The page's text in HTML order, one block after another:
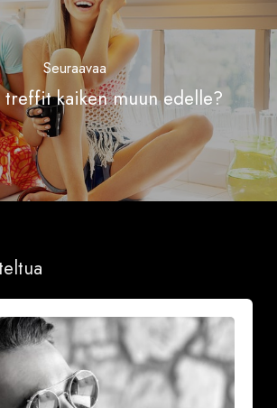
Seuraavaa
treffit kaiken muun edelle?